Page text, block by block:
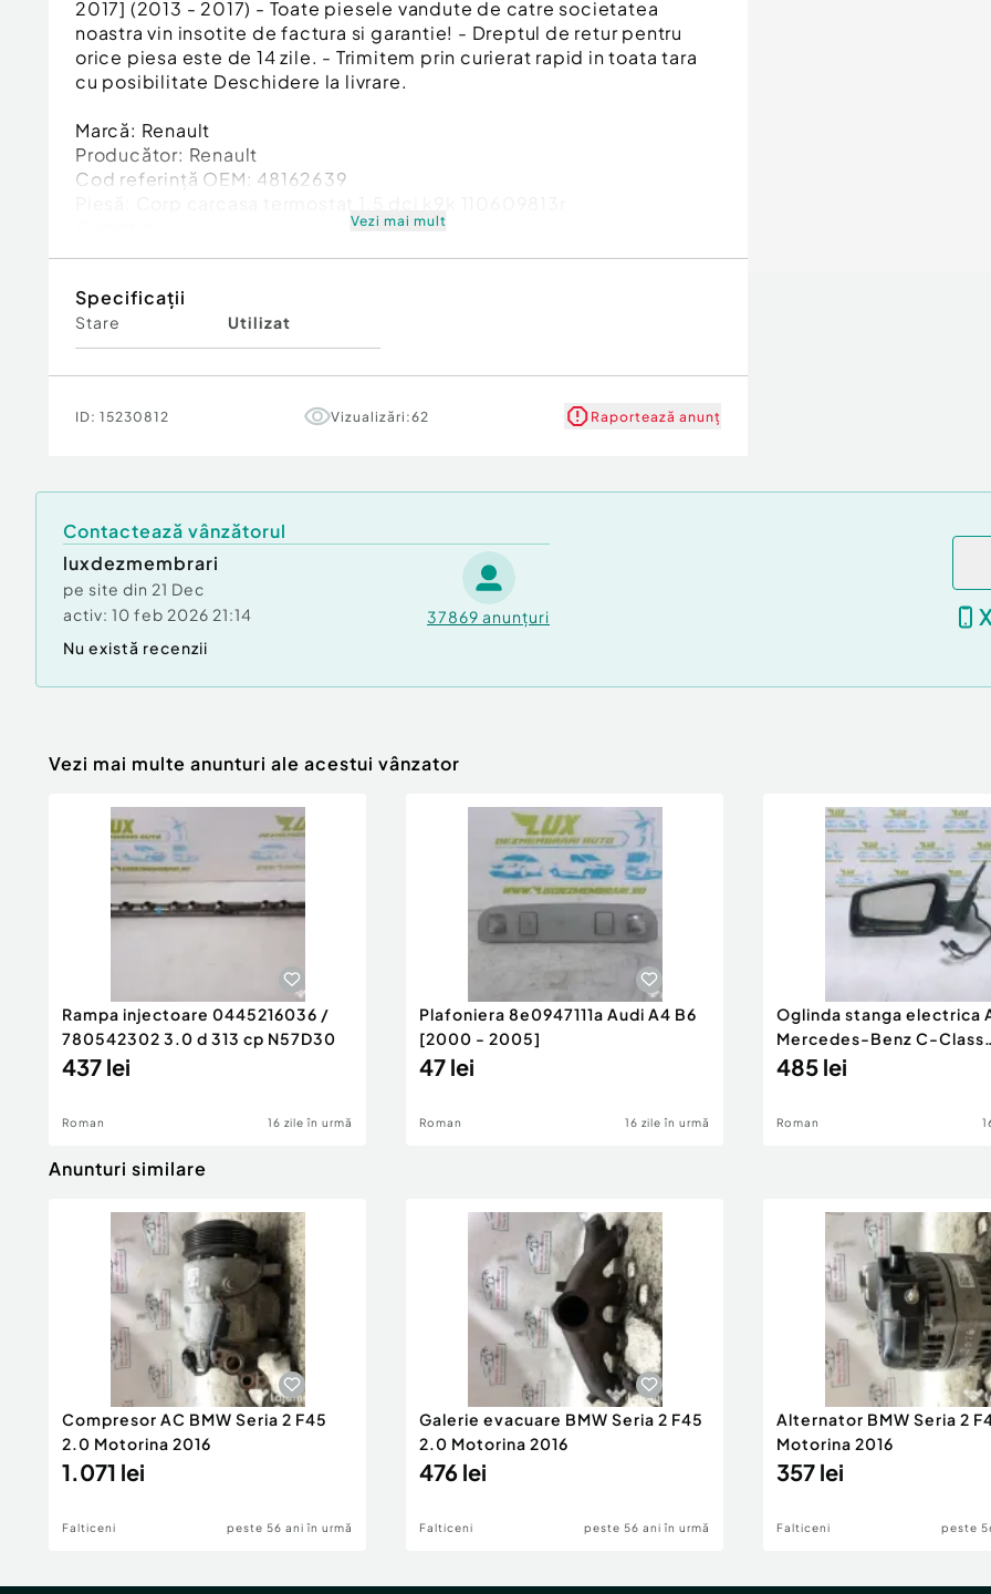
2017] (2013 - 2017) - Toate piesele vandute de catre societatea
noastra vin insotite de factura si garantie! - Dreptul de retur pentru
orice piesa este de 14 zile. - Trimitem prin curierat rapid in toata tara
cu posibilitate Deschidere la livrare.
Marcă: Renault
Producător: Renault
Cod referinţă OEM: 48162639
Vezi mai mult
Specificații
Stare Utilizat
ID: 15230812 Vizualizări:62 Raportează anunț
Contactează vânzătorul
luxdezmembrari
pe site din 21 Dec
activ: 10 feb 2026 21:14 37869 anunțuri
Nu există recenzii
Vezi mai multe anunturi ale acestui vânzator
Rampa injectoare 0445216036 /
780542302 3.0 d 313 cp N57D30
437 lei
Roman 16 zile în urmă
Plafoniera 8e0947111a Audi A4 B6
[2000 - 2005]
47 lei
Roman 16 zile în urmă
Oglinda stanga electrica
Mercedes-Benz C-Class
W204/S204 [200
485 lei
Roman
Anunturi similare
Compresor AC BMW Seria 2 F45
2.0 Motorina 2016
1.071 lei
Falticeni peste 56 ani în urmă
Galerie evacuare BMW Seria 2 F45
2.0 Motorina 2016
476 lei
Falticeni peste 56 ani în urmă
Alternator BMW Seria 2
Motorina 2016
357 lei
Falticeni peste